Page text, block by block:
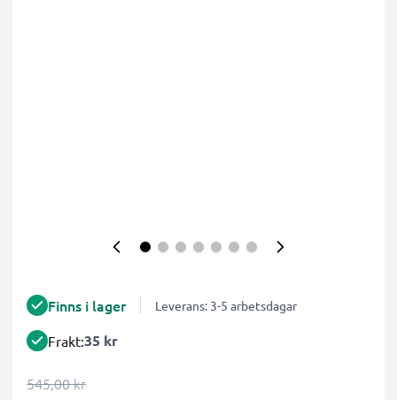
Finns i lager Leverans: 3-5 arbetsdagar
Frakt:35 kr
545,00 kr